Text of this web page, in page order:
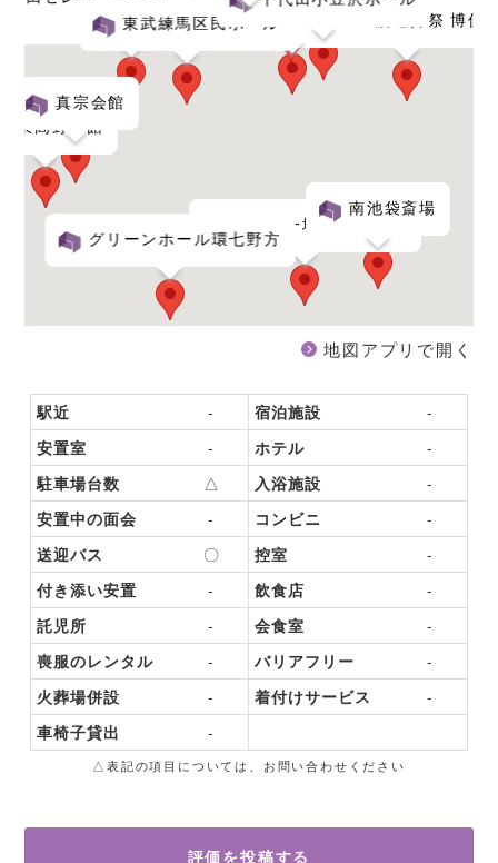
落合第一地域センター
有限会社渡辺葬祭 博佳
グリーンホール環七野方
東武練馬区民ホール
南池袋斎場
東高野会館
真宗会館
地図アプリで開く
駅近 - 宿泊施設
-
安置室
- ホテル
-
駐車場台数
△ 入浴施設
-
安置中の面会
- コンビニ
-
送迎バス
〇 控室
-
付き添い安置
- 飲食店
-
託児所
- 会食室
-
喪服のレンタル
- バリアフリー
-
火葬場併設
- 着付けサービス
-
車椅子貸出
-
△表記の項目については、お問い合わせください
評価を投稿する